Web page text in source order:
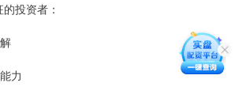
投资者：
力